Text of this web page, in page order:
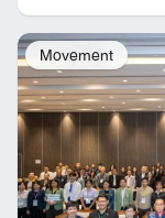
Movement